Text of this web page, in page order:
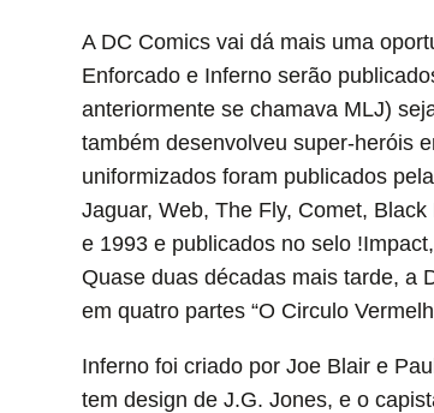
A DC Comics vai dá mais uma
Enforcado e Inferno serão
anteriormente se chamava MLJ)
também desenvolveu super-heróis
uniformizados foram publicados
Jaguar, Web, The Fly, Comet,
e 1993 e publicados no selo
Quase duas décadas mais tarde, a
em quatro partes “O Circulo
Inferno foi criado por Joe Blair e
tem design de J.G. Jones, e o